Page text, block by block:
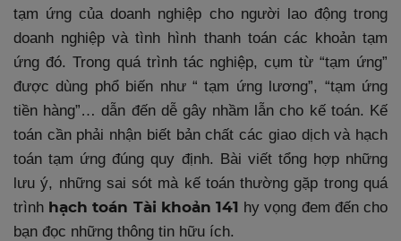
tạm ứng của doanh nghiệp cho người lao động trong
doanh nghiệp và tình hình thanh toán các khoản tạm
ứng đó. Trong quá trình tác nghiệp, cụm từ “tạm ứng”
được dùng phổ biến như “ tạm ứng lương”, “tạm ứng
tiền hàng”… dẫn đến dễ gây nhầm lẫn cho kế toán. Kế
toán cần phải nhận biết bản chất các giao dịch và hạch
toán tạm ứng đúng quy định. Bài viết tổng hợp những
lưu ý, những sai sót mà kế toán thường gặp trong quá
trình hạch toán Tài khoản 141 hy vọng đem đến cho
bạn đọc những thông tin hữu ích.